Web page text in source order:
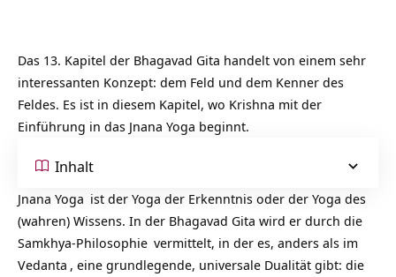
Das 13. Kapitel der Bhagavad Gita handelt von einem sehr
interessanten Konzept: dem Feld und dem Kenner des
Feldes. Es ist in diesem Kapitel, wo Krishna mit der
Einführung in das Jnana Yoga beginnt.
Inhalt
Jnana Yoga ist der Yoga der Erkenntnis oder der Yoga des
(wahren) Wissens. In der Bhagavad Gita wird er durch die
Samkhya-Philosophie vermittelt, in der es, anders als im
Vedanta , eine grundlegende, universale Dualität gibt: die